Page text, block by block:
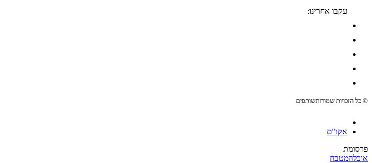
עקבו אחרינו:
© כל הזכויות שמורותשותפים
אקו"ם
פרסומת
אוכלהמטבח